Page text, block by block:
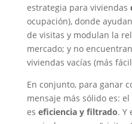
estrategia para viviendas
ocupación), donde
de visitas y modulan la
mercado; y no
viviendas vacías (más
En conjunto, para ganar
mensaje más sólido es:
es eficiencia y filtrado. Y